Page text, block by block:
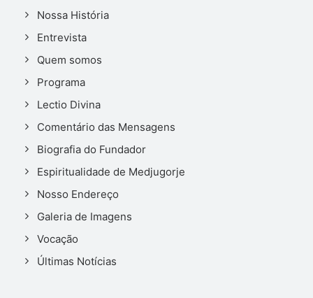
Nossa História
Entrevista
Quem somos
Programa
Lectio Divina
Comentário das Mensagens
Biografia do Fundador
Espiritualidade de Medjugorje
Nosso Endereço
Galeria de Imagens
Vocação
Últimas Notícias